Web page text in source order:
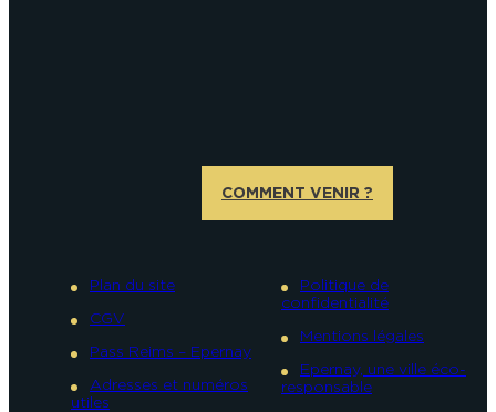
COMMENT VENIR ?
Plan du site
CGV
Pass Reims – Epernay
Adresses et numéros
utiles
Politique de
confidentialité
Mentions légales
Epernay, une ville éco-
responsable